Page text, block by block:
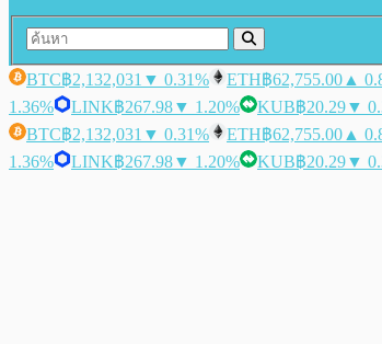
BTC฿2,132,031 ▼ 0.31% ETH฿62,755.00 ▲
1.36%
LINK฿267.98▼ 1.20% KUB฿20.29▼
BTC฿2,132,031 ▼ 0.31% ETH฿62,755.00 ▲
1.36%
LINK฿267.98▼ 1.20% KUB฿20.29▼